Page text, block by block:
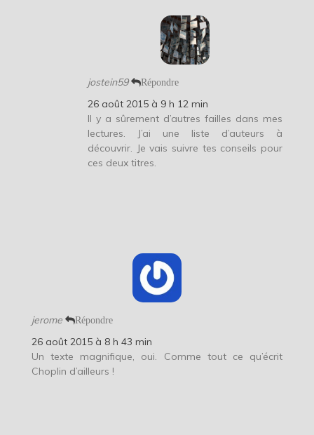
jostein59 Répondre
26 août 2015 à 9 h 12 min
Il y a sûrement d’autres failles dans mes
lectures. J’ai une liste d’auteurs à
découvrir. Je vais suivre tes conseils pour
ces deux titres.
jerome Répondre
26 août 2015 à 8 h 43 min
Un texte magnifique, oui. Comme tout ce qu’écrit
Choplin d’ailleurs !